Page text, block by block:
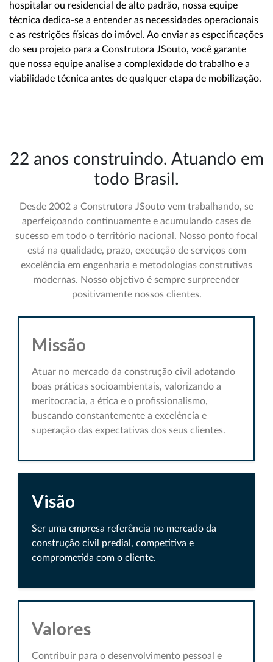
hospitalar ou residencial de alto padrão, nossa equipe
técnica dedica-se a entender as necessidades operacionais
e as restrições físicas do imóvel. Ao enviar as especificações
do seu projeto para a Construtora JSouto, você garante
que nossa equipe analise a complexidade do trabalho e a
viabilidade técnica antes de qualquer etapa de mobilização.
22 anos construindo. Atuando em
todo Brasil.
Desde 2002 a Construtora JSouto vem trabalhando, se
aperfeiçoando continuamente e acumulando cases de
sucesso em todo o território nacional. Nosso ponto focal
está na qualidade, prazo, execução de serviços com
excelência em engenharia e metodologias construtivas
modernas. Nosso objetivo é sempre surpreender
positivamente nossos clientes.
Missão
Atuar no mercado da construção civil adotando
boas práticas socioambientais, valorizando a
meritocracia, a ética e o profissionalismo,
buscando constantemente a excelência e
superação das expectativas dos seus clientes.
Visão
Ser uma empresa referência no mercado da
construção civil predial, competitiva e
comprometida com o cliente.
Valores
Contribuir para o desenvolvimento pessoal e